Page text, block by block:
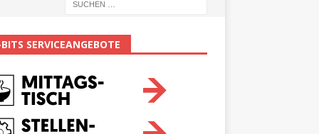
SERVICEANGEBOTE